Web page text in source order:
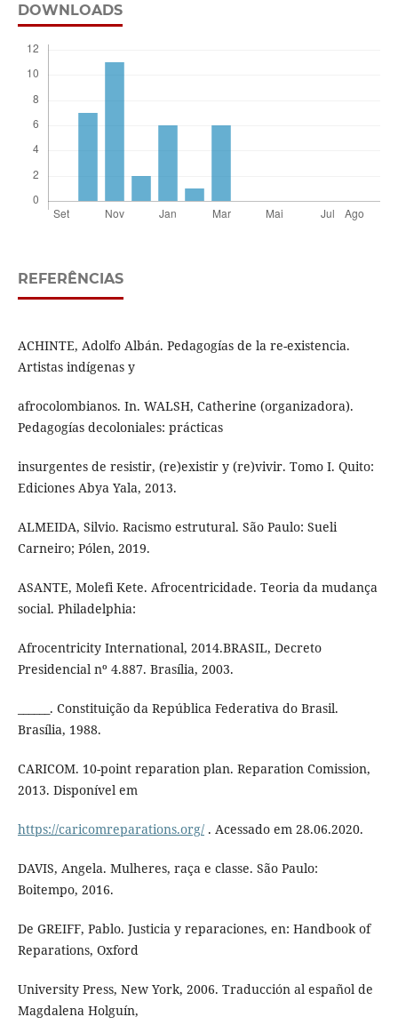
DOWNLOADS
REFERÊNCIAS
ACHINTE, Adolfo Albán. Pedagogías de la re-existencia.
Artistas indígenas y
afrocolombianos. In. WALSH, Catherine (organizadora).
Pedagogías decoloniales: prácticas
insurgentes de resistir, (re)existir y (re)vivir. Tomo I. Quito:
Ediciones Abya Yala, 2013.
ALMEIDA, Silvio. Racismo estrutural. São Paulo: Sueli
Carneiro; Pólen, 2019.
ASANTE, Molefi Kete. Afrocentricidade. Teoria da mudança
social. Philadelphia:
Afrocentricity International, 2014.BRASIL, Decreto
Presidencial nº 4.887. Brasília, 2003.
______. Constituição da República Federativa do Brasil.
Brasília, 1988.
CARICOM. 10-point reparation plan. Reparation Comission,
2013. Disponível em
https://caricomreparations.org/. Acessado em 28.06.2020.
DAVIS, Angela. Mulheres, raça e classe. São Paulo:
Boitempo, 2016.
De GREIFF, Pablo. Justicia y reparaciones, en: Handbook of
Reparations, Oxford
University Press, New York, 2006. Traducción al español de
Magdalena Holguín,